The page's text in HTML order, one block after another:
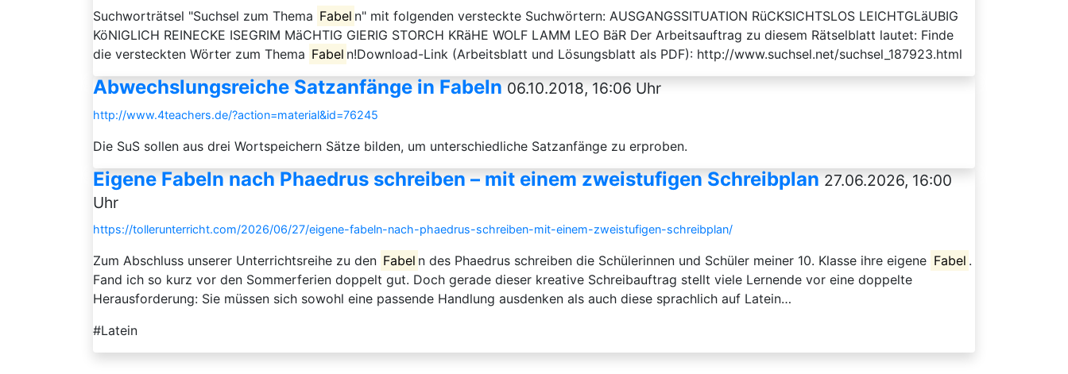
Suchworträtsel "Suchsel zum Thema Fabel n" mit folgenden versteckte Suchwörtern: AUSGANGSSITUATION RüCKSICHTSLOS LEICHTGLäUBIG
KöNIGLICH REINECKE ISEGRIM MäCHTIG GIERIG STORCH KRäHE WOLF LAMM LEO BäR Der Arbeitsauftrag zu diesem Rätselblatt lautet: Finde
die versteckten Wörter zum Thema Fabel n!Download-Link (Arbeitsblatt und Lösungsblatt als PDF): http://www.suchsel.net/suchsel_187923.html
Abwechslungsreiche Satzanfänge in Fabeln 06.10.2018, 16:06 Uhr
http://www.4teachers.de/?action=material&id=76245
Die SuS sollen aus drei Wortspeichern Sätze bilden, um unterschiedliche Satzanfänge zu erproben.
Eigene Fabeln nach Phaedrus schreiben – mit einem zweistufigen Schreibplan 27.06.2026, 16:00
Uhr
https://tollerunterricht.com/2026/06/27/eigene-fabeln-nach-phaedrus-schreiben-mit-einem-zweistufigen-schreibplan/
Zum Abschluss unserer Unterrichtsreihe zu den Fabel n des Phaedrus schreiben die Schülerinnen und Schüler meiner 10. Klasse ihre eigene Fabel .
Fand ich so kurz vor den Sommerferien doppelt gut. Doch gerade dieser kreative Schreibauftrag stellt viele Lernende vor eine doppelte
Herausforderung: Sie müssen sich sowohl eine passende Handlung ausdenken als auch diese sprachlich auf Latein…
#Latein